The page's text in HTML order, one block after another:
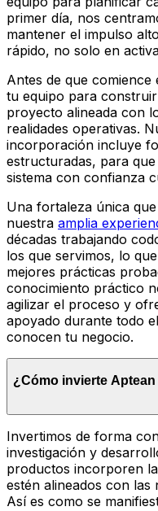
primer día, nos
mantener el impulso
rápido, no solo en
Antes de que
tu equipo para
proyecto alineada con
realidades operativas.
incorporación incluye
estructuradas, para
sistema con confianza
Una fortaleza única
nuestra amplia
décadas trabajando
los que servimos, lo
mejores prácticas
conocimiento práctico
agilizar el proceso y
apoyado durante todo
conocen tu negocio.
¿Cómo invierte
Invertimos de forma
investigación y
productos incorporen
estén alineados con las
Así es como se